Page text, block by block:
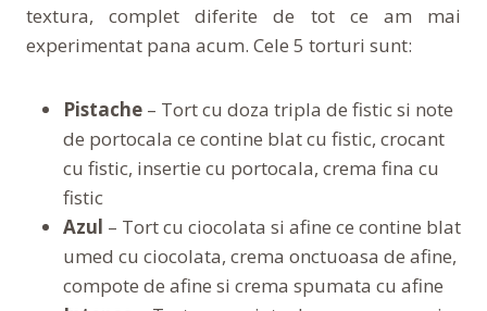
textura, complet diferite de tot ce am mai
experimentat pana acum. Cele 5 torturi sunt:
Pistache – Tort cu doza tripla de fistic si note
de portocala ce contine blat cu fistic, crocant
cu fistic, insertie cu portocala, crema fina cu
fistic
Azul – Tort cu ciocolata si afine ce contine blat
umed cu ciocolata, crema onctuoasa de afine,
compote de afine si crema spumata cu afine